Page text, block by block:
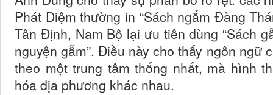
Phát Diệm thường in “Sách ngắm Đàng
Tân Định, Nam Bộ lại ưu tiên dùng “Sách
nguyện gẫm”. Điều này cho thấy ngôn ngữ
theo một trung tâm thống nhất, mà hình
hóa địa phương khác nhau.